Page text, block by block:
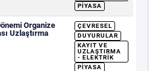
PIYASA
Organize
Uzlaştırma
ÇEVRESEL
DUYURULAR
KAYIT VE
UZLAŞTIRMA
- ELEKTRIK
PIYASA